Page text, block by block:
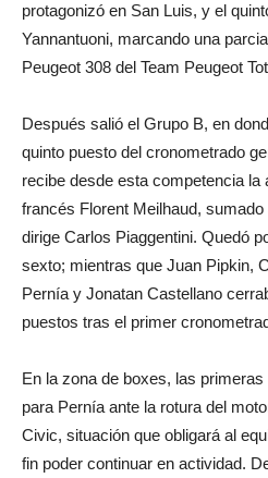
protagonizó en San Luis, y el
Yannantuoni, marcando una
Peugeot 308 del Team Peugeot
Después salió el Grupo B, en
quinto puesto del cronometrado
recibe desde esta competencia la
francés Florent Meilhaud,
dirige Carlos Piaggentini. Quedó
sexto; mientras que Juan Pipkin,
Pernía y Jonatan Castellano
puestos tras el primer
En la zona de boxes, las
para Pernía ante la rotura del
Civic, situación que obligará al
fin poder continuar en actividad.